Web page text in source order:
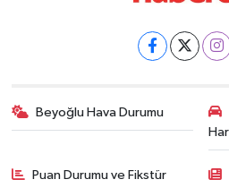
Beyoğlu Hava Durumu
Puan Durumu ve Fikstür